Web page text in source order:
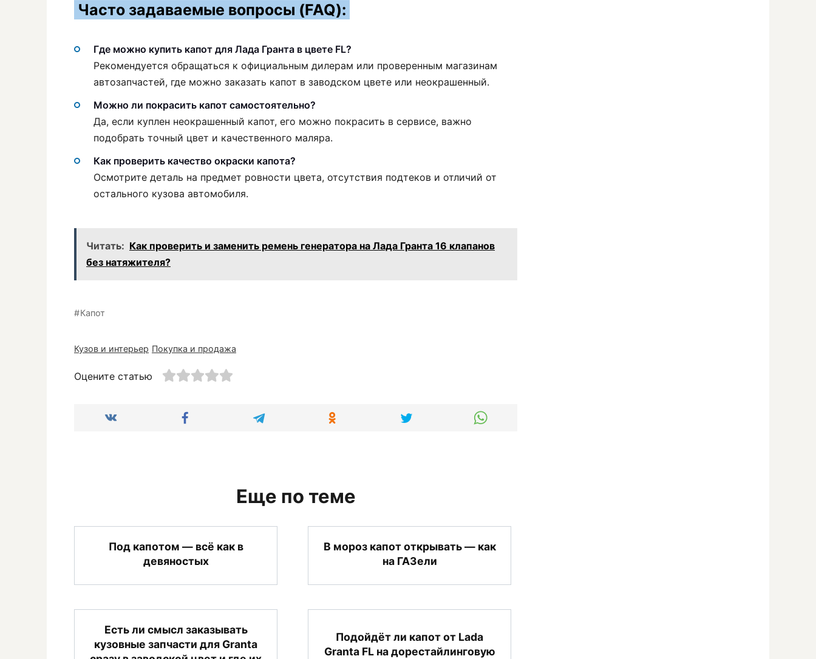
Часто задаваемые вопросы (FAQ):
Где можно купить капот для Лада Гранта в цвете FL?
Рекомендуется обращаться к официальным дилерам или проверенным магазинам
автозапчастей, где можно заказать капот в заводском цвете или неокрашенный.
Можно ли покрасить капот самостоятельно?
Да, если куплен неокрашенный капот, его можно покрасить в сервисе, важно
подобрать точный цвет и качественного маляра.
Как проверить качество окраски капота?
Осмотрите деталь на предмет ровности цвета, отсутствия подтеков и отличий от
остального кузова автомобиля.
Читать: Как проверить и заменить ремень генератора на Лада Гранта 16 клапанов
без натяжителя?
Капот
Кузов и интерьер Покупка и продажа
Оцените статью
Еще по теме
Под капотом — всё как в
девяностых
В мороз капот открывать — как
на ГАЗели
Есть ли смысл заказывать
кузовные запчасти для Granta
Подойдёт ли капот от Lada
Granta FL на дорестайлинговую